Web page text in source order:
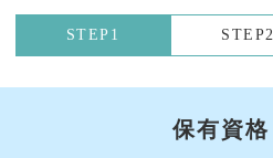
STEP1 STEP2
保有資格